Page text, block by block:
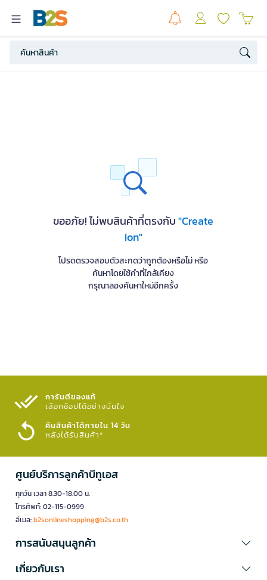
ขออภัย! ไม่พบสินค้าที่ตรงกับ"Create
Ion"
โปรดตรวจสอบตัวสะกดว่าถูกต้องหรือไม่ หรือ
ค้นหาโดยใช้คำที่ใกล้เคียง
กรุณาลองค้นหาใหม่อีกครั้ง
การันตีของแท้
เลือกช้อปได้อย่างมั่นใจ​
คืนสินค้าได้ภายใน 14 วัน
หลังได้รับสินค้า*
ศูนย์บริการลูกค้าบีทูเอส
ทุกวัน เวลา 8.30-18.00 น.
โทรศัพท์: 02-115-0999
อีเมล:b2sonlineshopping@b2s.co.th
การสนับสนุนลูกค้า
เกี่ยวกับเรา